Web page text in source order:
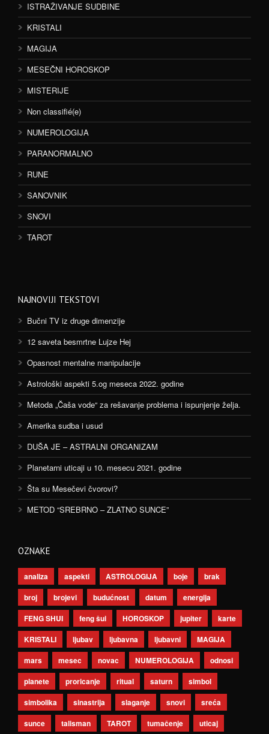
ISTRAŽIVANJE SUDBINE
KRISTALI
MAGIJA
MESEČNI HOROSKOP
MISTERIJE
Non classifié(e)
NUMEROLOGIJA
PARANORMALNO
RUNE
SANOVNIK
SNOVI
TAROT
NAJNOVIJI TEKSTOVI
Bučni TV iz druge dimenzije
12 saveta besmrtne Lujze Hej
Opasnost mentalne manipulacije
Astrološki aspekti 5.og meseca 2022. godine
Metoda „Čaša vode“ za rešavanje problema i ispunjenje želja.
Amerika sudba i usud
DUŠA JE – ASTRALNI ORGANIZAM
Planetarni uticaji u 10. mesecu 2021. godine
Šta su Mesečevi čvorovi?
METOD “SREBRNO – ZLATNO SUNCE”
OZNAKE
analiza aspekti ASTROLOGIJA boje
brak
broj
brojevi budućnost datum
energija
FENG SHUI
feng šui HOROSKOP jupiter
karte
KRISTALI
ljubav ljubavna ljubavni
MAGIJA
mars
mesec novac NUMEROLOGIJA
odnosi
planete
proricanje ritual saturn
simbol
simbolika
sinastrija slaganje snovi
sreća
sunce
talisman TAROT tumačenje uticaj